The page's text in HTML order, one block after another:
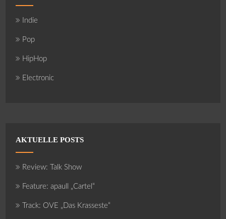
Indie
Pop
HipHop
Electronic
AKTUELLE POSTS
Review: Talk Show
Feature: apaull „Cartel“
Track: OVE „Das Krasseste“